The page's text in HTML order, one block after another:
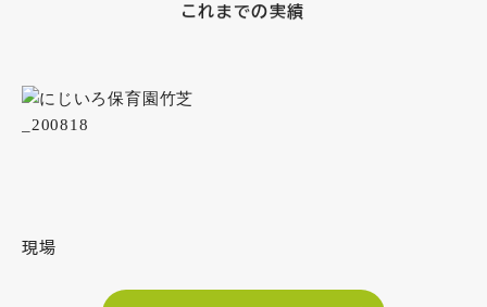
これまでの実績
現場